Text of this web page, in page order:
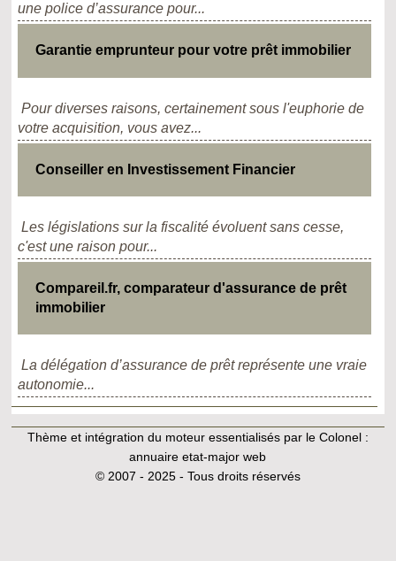
une police d’assurance pour...
Garantie emprunteur pour votre prêt immobilier
Pour diverses raisons, certainement sous l'euphorie de
votre acquisition, vous avez...
Conseiller en Investissement Financier
Les législations sur la fiscalité évoluent sans cesse,
c'est une raison pour...
Compareil.fr, comparateur d'assurance de prêt
immobilier
La délégation d’assurance de prêt représente une vraie
autonomie...
Thème et intégration du moteur essentialisés par le Colonel :
annuaire etat-major web
© 2007 - 2025 - Tous droits réservés